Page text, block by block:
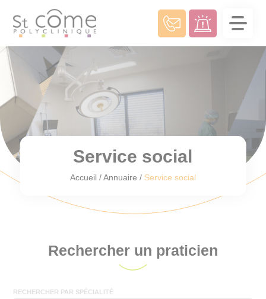
Service social
Accueil /Annuaire / Service social
Rechercher un praticien
RECHERCHER PAR SPÉCIALITÉ